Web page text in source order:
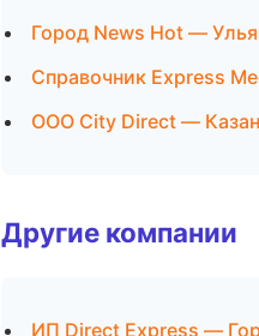
Город News Hot —
Справочник Express
ООО City Direct —
Другие компании
ИП Direct Express —